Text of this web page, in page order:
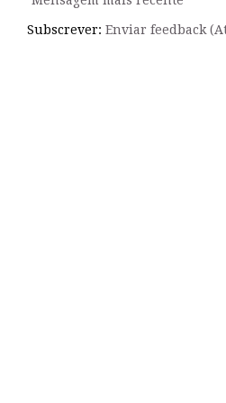
Subscrever: Enviar feedback